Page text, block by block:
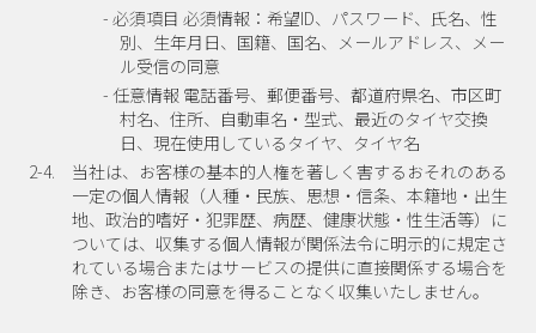
- 必須項目 必須情報：希望ID、パスワード、氏名、性
別、生年月日、国籍、国名、メールアドレス、メー
ル受信の同意
- 任意情報 電話番号、郵便番号、都道府県名、市区町
村名、住所、自動車名・型式、最近のタイヤ交換
日、現在使用しているタイヤ、タイヤ名
2-4.
当社は、お客様の基本的人権を著しく害するおそれのある
一定の個人情報（人種・民族、思想・信条、本籍地・出生
地、政治的嗜好・犯罪歴、病歴、健康状態・性生活等）に
ついては、収集する個人情報が関係法令に明示的に規定さ
れている場合またはサービスの提供に直接関係する場合を
除き、お客様の同意を得ることなく収集いたしません。